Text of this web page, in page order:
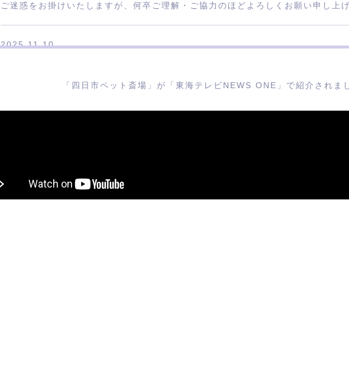
ご迷惑をお掛けいたしますが、何卒ご理解・ご協力のほどよろしくお願い申し上
2025.11.10
【お知らせ】事務所移設に伴う通信停止のお知らせ
ご迷惑をお掛けいたしますが、何卒よろしくお願い申し上げます。
「四日市ペット斎場」が「東海テレビNEWS ONE」で紹介されま